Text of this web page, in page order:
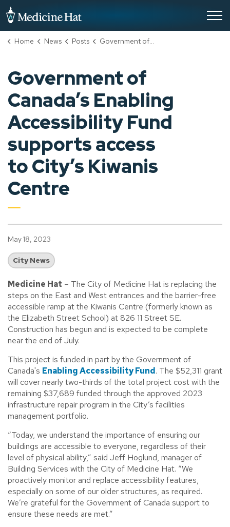
Home News Posts Government of Canada’s Enabling Accessibility Fund supports access to City’s Kiwanis Centre
Government of
Canada’s Enabling
Accessibility Fund
supports access
to City’s Kiwanis
Centre
May 18, 2023
City News
Medicine Hat – The City of Medicine Hat is replacing the
steps on the East and West entrances and the barrier-free
accessible ramp at the Kiwanis Centre (formerly known as
the Elizabeth Street School) at 826 11 Street SE.
Construction has begun and is expected to be complete
near the end of July.
This project is funded in part by the Government of
Canada's Enabling Accessibility Fund. The $52,311 grant
will cover nearly two-thirds of the total project cost with the
remaining $37,689 funded through the approved 2023
infrastructure repair program in the City’s facilities
management portfolio.
“Today, we understand the importance of ensuring our
buildings are accessible to everyone, regardless of their
level of physical ability,” said Jeff Hoglund, manager of
Building Services with the City of Medicine Hat. “We
proactively monitor and replace accessibility features,
especially on some of our older structures, as required.
We’re grateful for the Government of Canada support to
ensure these needs are met.”